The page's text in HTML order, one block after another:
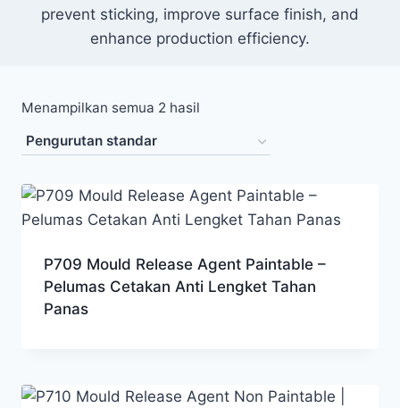
prevent sticking, improve surface finish, and
enhance production efficiency.
Menampilkan semua 2 hasil
P709 Mould Release Agent Paintable –
Pelumas Cetakan Anti Lengket Tahan
Panas